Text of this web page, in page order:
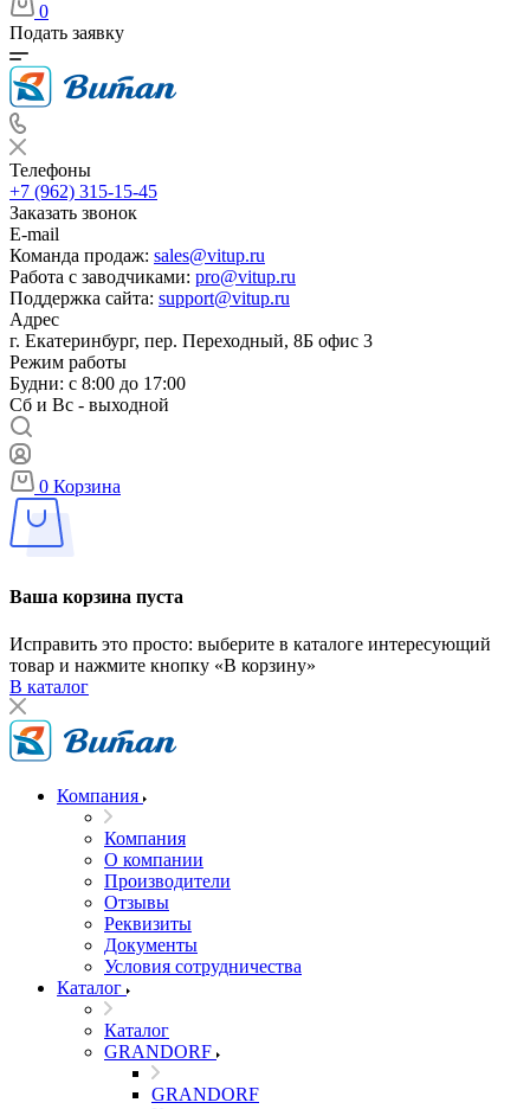
0
Подать заявку
Телефоны
+7 (962) 315-15-45
Заказать звонок
E-mail
Команда продаж: sales@vitup.ru
Работа с заводчиками: pro@vitup.ru
Поддержка сайта: support@vitup.ru
Адрес
г. Екатеринбург, пер. Переходный, 8Б офис 3
Режим работы
Будни: с 8:00 до 17:00
Сб и Вс - выходной
0 Корзина
Ваша корзина пуста
Исправить это просто: выберите в каталоге интересующий
товар и нажмите кнопку «В корзину»
В каталог
Компания
Компания
О компании
Производители
Отзывы
Реквизиты
Документы
Условия сотрудничества
Каталог
Каталог
GRANDORF
GRANDORF